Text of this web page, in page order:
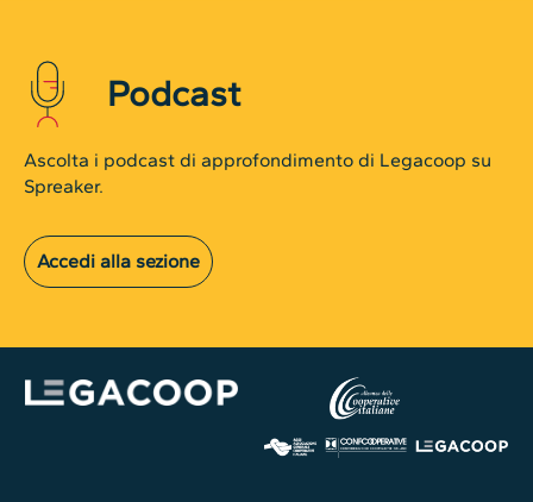
Podcast
Ascolta i podcast di approfondimento di Legacoop su
Spreaker.
Accedi alla sezione